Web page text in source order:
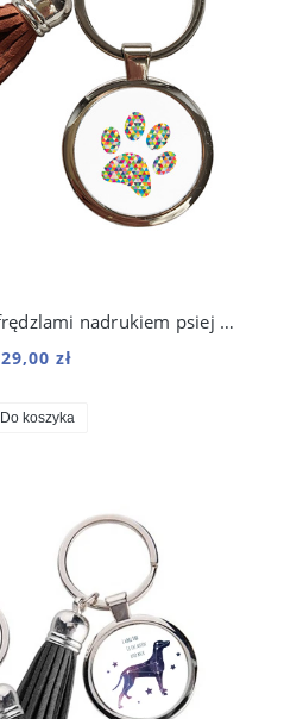
Brelok do kluczy z frędzlami nadrukiem psiej łapki
29,00 zł
Do koszyka